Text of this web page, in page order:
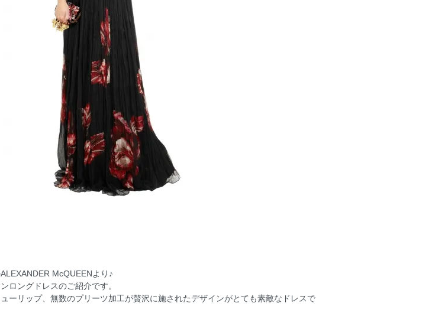
McQUEENより♪
ロングドレスのご紹介です。
ーリップ、無数のプリーツ加工が贅沢に施されたデザインがとても素敵なドレスで